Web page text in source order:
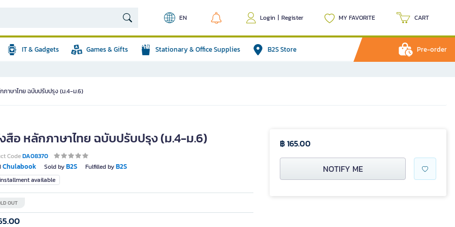
EN Login | Register MY FAVORITE CART
IT & Gadgets Games & Gifts Stationary & Office Supplies B2S Store Pre-order
ภาษาไทย ฉบับปรับปรุง (ม.4-ม.6)
สือ หลักภาษาไทย ฉบับปรับปรุง (ม.4-ม.6)
CodeDA08370
Chulabook Sold byB2S Fulfilled byB2S
available
OUT
฿ 165.00
NOTIFY ME